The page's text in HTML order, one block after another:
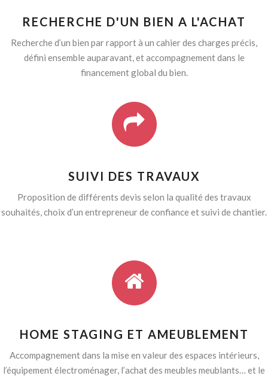
RECHERCHE D'UN BIEN A L'ACHAT
Recherche d’un bien par rapport à un cahier des charges précis,
défini ensemble auparavant, et accompagnement dans le
financement global du bien.
SUIVI DES TRAVAUX
Proposition de différents devis selon la qualité des travaux
souhaités, choix d’un entrepreneur de confiance et suivi de chantier.
HOME STAGING ET AMEUBLEMENT
Accompagnement dans la mise en valeur des espaces intérieurs,
l’équipement électroménager, l’achat des meubles meublants… et le